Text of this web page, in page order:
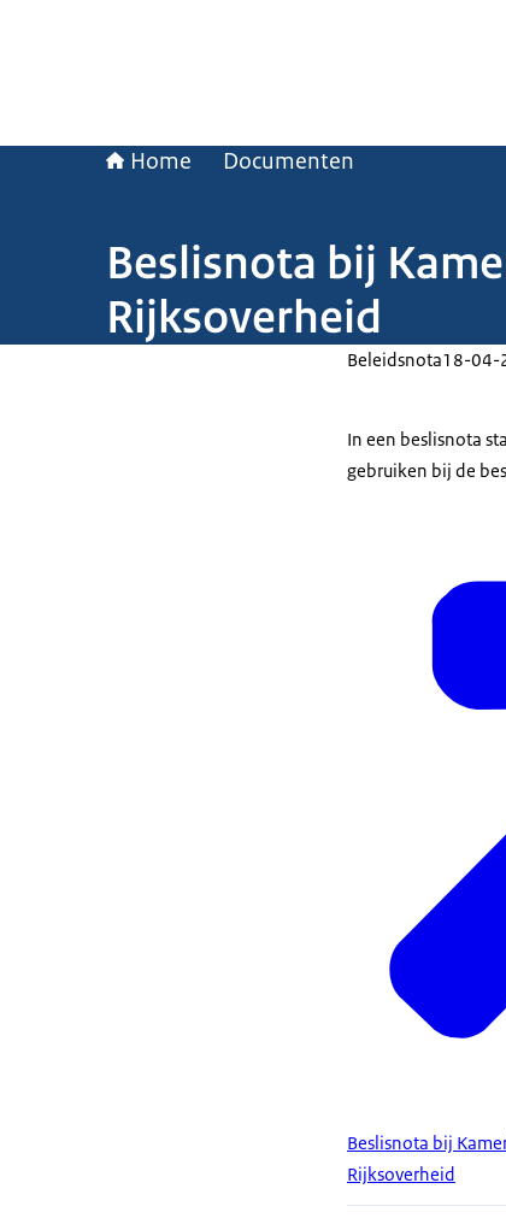
Home Documenten
Beslisnota bij
Rijksoverheid
Beleidsnota18-04-
In een beslisnota
gebruiken bij de
Beslisnota bij
Rijksoverheid